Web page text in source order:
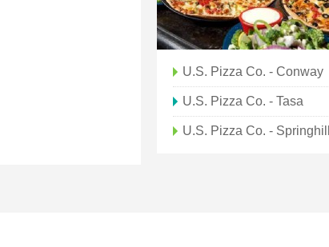
U.S. Pizza Co. - Conway
U.S. Pizza Co. - Tasa
U.S. Pizza Co. - Springhill